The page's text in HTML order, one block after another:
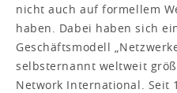
nicht auch auf formellem
haben. Dabei haben sich
Geschäftsmodell
selbsternannt weltweit
Network International. Seit